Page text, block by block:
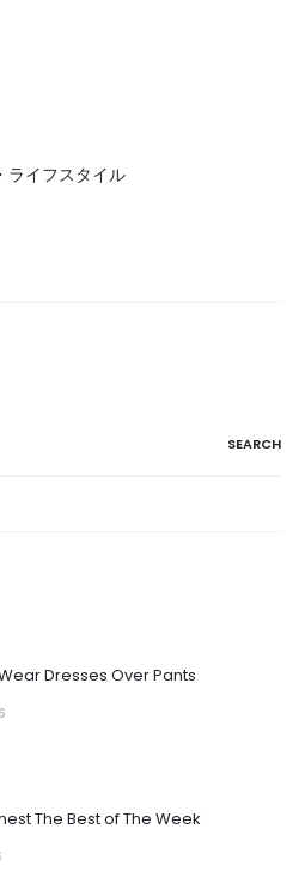
ライフスタイル
Dresses Over Pants
The Best of The Week